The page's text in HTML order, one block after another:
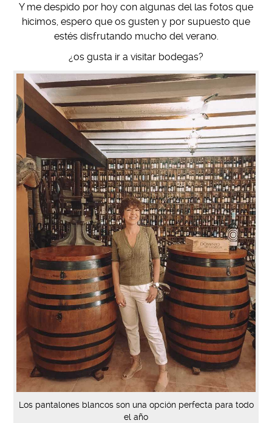
Y me despido por hoy con algunas del las fotos que
hicimos, espero que os gusten y por supuesto que
estés disfrutando mucho del verano.
¿os gusta ir a visitar bodegas?
Los pantalones blancos son una opción perfecta para todo
el año